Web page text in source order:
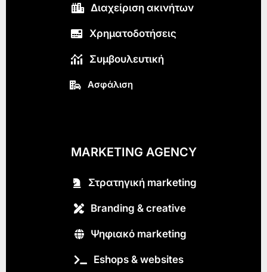
Διαχείριση ακινήτων
Χρηματοδοτήσεις
Συμβουλευτική
Ασφάλιση
MARKETING AGENCY
Στρατηγική marketing
Branding & creative
Ψηφιακό marketing
Eshops & websites